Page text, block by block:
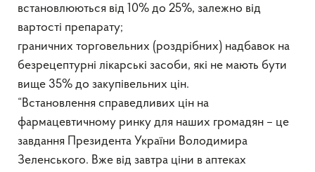
встановлюються від 10% до 25%, залежно від
вартості препарату;
граничних торговельних (роздрібних) надбавок на
безрецептурні лікарські засоби, які не мають бути
вище 35% до закупівельних цін.
“Встановлення справедливих цін на
фармацевтичному ринку для наших громадян – це
завдання Президента України Володимира
Зеленського. Вже від завтра ціни в аптеках